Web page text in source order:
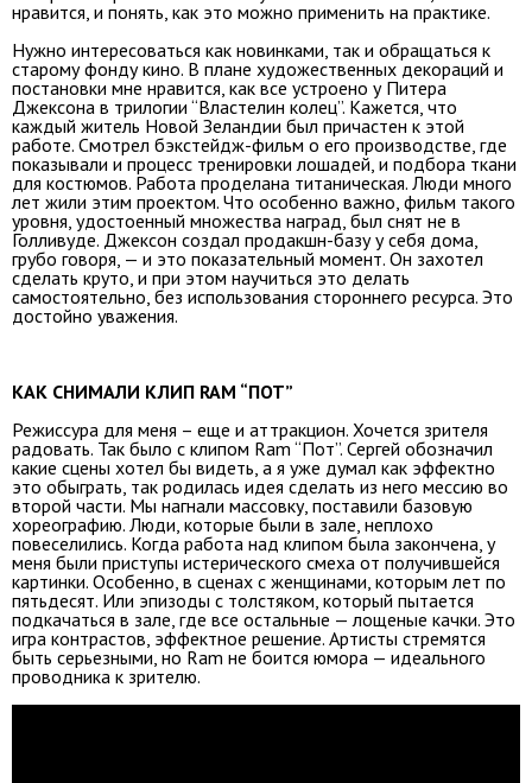
нравится, и понять, как это можно применить на практике.
Нужно интересоваться как новинками, так и обращаться к
старому фонду кино. В плане художественных декораций и
постановки мне нравится, как все устроено у Питера
Джексона в трилогии “Властелин колец”. Кажется, что
каждый житель Новой Зеландии был причастен к этой
работе. Смотрел бэкстейдж-фильм о его производстве, где
показывали и процесс тренировки лошадей, и подбора ткани
для костюмов. Работа проделана титаническая. Люди много
лет жили этим проектом. Что особенно важно, фильм такого
уровня, удостоенный множества наград, был снят не в
Голливуде. Джексон создал продакшн-базу у себя дома,
грубо говоря, — и это показательный момент. Он захотел
сделать круто, и при этом научиться это делать
самостоятельно, без использования стороннего ресурса. Это
достойно уважения.
КАК СНИМАЛИ КЛИП RAM “ПОТ”
Режиссура для меня – еще и аттракцион. Хочется зрителя
радовать. Так было с клипом Ram “Пот”. Сергей обозначил
какие сцены хотел бы видеть, а я уже думал как эффектно
это обыграть, так родилась идея сделать из него мессию во
второй части. Мы нагнали массовку, поставили базовую
хореографию. Люди, которые были в зале, неплохо
повеселились. Когда работа над клипом была закончена, у
меня были приступы истерического смеха от получившейся
картинки. Особенно, в сценах с женщинами, которым лет по
пятьдесят. Или эпизоды с толстяком, который пытается
подкачаться в зале, где все остальные — лощеные качки. Это
игра контрастов, эффектное решение. Артисты стремятся
быть серьезными, но Ram не боится юмора — идеального
проводника к зрителю.